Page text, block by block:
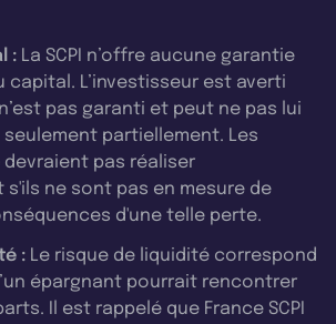
: La SCPI n’offre aucune garantie
L’investisseur est averti
pas garanti et peut ne pas lui
partiellement. Les
pas réaliser
s'ils ne sont pas en mesure de
d'une telle perte.
: Le risque de liquidité correspond
épargnant pourrait rencontrer
Il est rappelé que France SCPI